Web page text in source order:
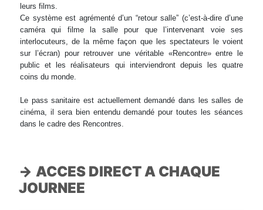
leurs films.
Ce système est agrémenté d’un “retour salle” (c’est-à-dire d’une
caméra qui filme la salle pour que l’intervenant voie ses
interlocuteurs, de la même façon que les spectateurs le voient
sur l’écran) pour retrouver une véritable «Rencontre» entre le
public et les réalisateurs qui interviendront depuis les quatre
coins du monde.
Le pass sanitaire est actuellement demandé dans les salles de
cinéma, il sera bien entendu demandé pour toutes les séances
dans le cadre des Rencontres.
→ ACCES DIRECT A CHAQUE
JOURNEE